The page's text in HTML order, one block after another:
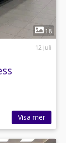
18
12 juli
Visa mer